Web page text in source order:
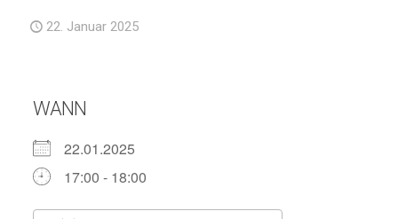
22. Januar 2025
WANN
22.01.2025
17:00 - 18:00